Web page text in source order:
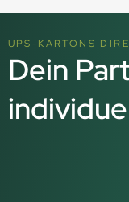
UPS-KARTONS
Dein